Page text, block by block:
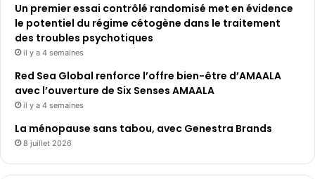
Un premier essai contrôlé randomisé met en évidence
le potentiel du régime cétogène dans le traitement
des troubles psychotiques
il y a 4 semaines
Red Sea Global renforce l’offre bien-être d’AMAALA
avec l’ouverture de Six Senses AMAALA
il y a 4 semaines
La ménopause sans tabou, avec Genestra Brands
8 juillet 2026